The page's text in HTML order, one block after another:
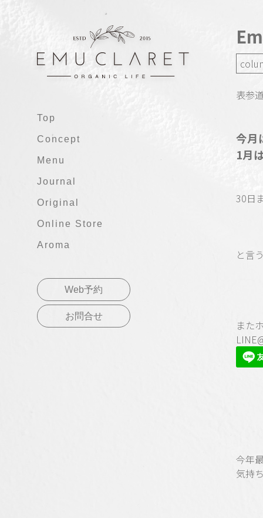
Top
Concept
Menu
Journal
Original
Online Store
Aroma
Web予約
お問合せ
表参
今月
1月
30日
と言
また
今年
気持